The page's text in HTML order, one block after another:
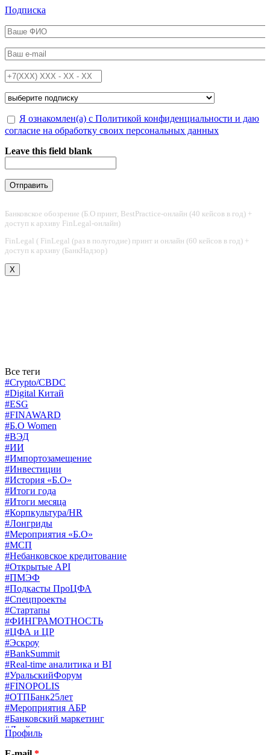
Перейти к основному содержанию
Подписка
ФИО*
Email*
Телефон*
Подписка на*
Обработка персональных данных*
Я ознакомлен(а) с Политикой конфиденциальности и даю
согласие на обработку своих персональных данных
Leave this field blank
Банковское обозрение (Б.О принт, BestPractice-онлайн (40 кейсов в год) +
доступ к архиву FinLegal-онлайн)
FinLegal ( FinLegal (раз в полугодие) принт и онлайн (60 кейсов в год) +
доступ к архиву (БанкНадзор)
X
Все теги
#Crypto/CBDC
#Digital Китай
#ESG
#FINAWARD
#Б.О Women
#ВЭД
#ИИ
#Импортозамещение
#Инвестиции
#История «Б.О»
#Итоги года
#Итоги месяца
#Корпкультура/HR
#Лонгриды
#Мероприятия «Б.О»
#МСП
#Небанковское кредитование
#Открытые API
#ПМЭФ
#Подкасты ПроЦФА
#Спецпроекты
#Стартапы
#ФИНГРАМОТНОСТЬ
#ЦФА и ЦР
#Эскроу
#BankSummit
#Real-time аналитика и BI
#УральскийФорум
#FINOPOLIS
#ОТПБанк25лет
#Мероприятия АБР
#Банковский маркетинг
#Драйверы страхования
#Финконгресс ЦБ
#PB&WM
Профиль